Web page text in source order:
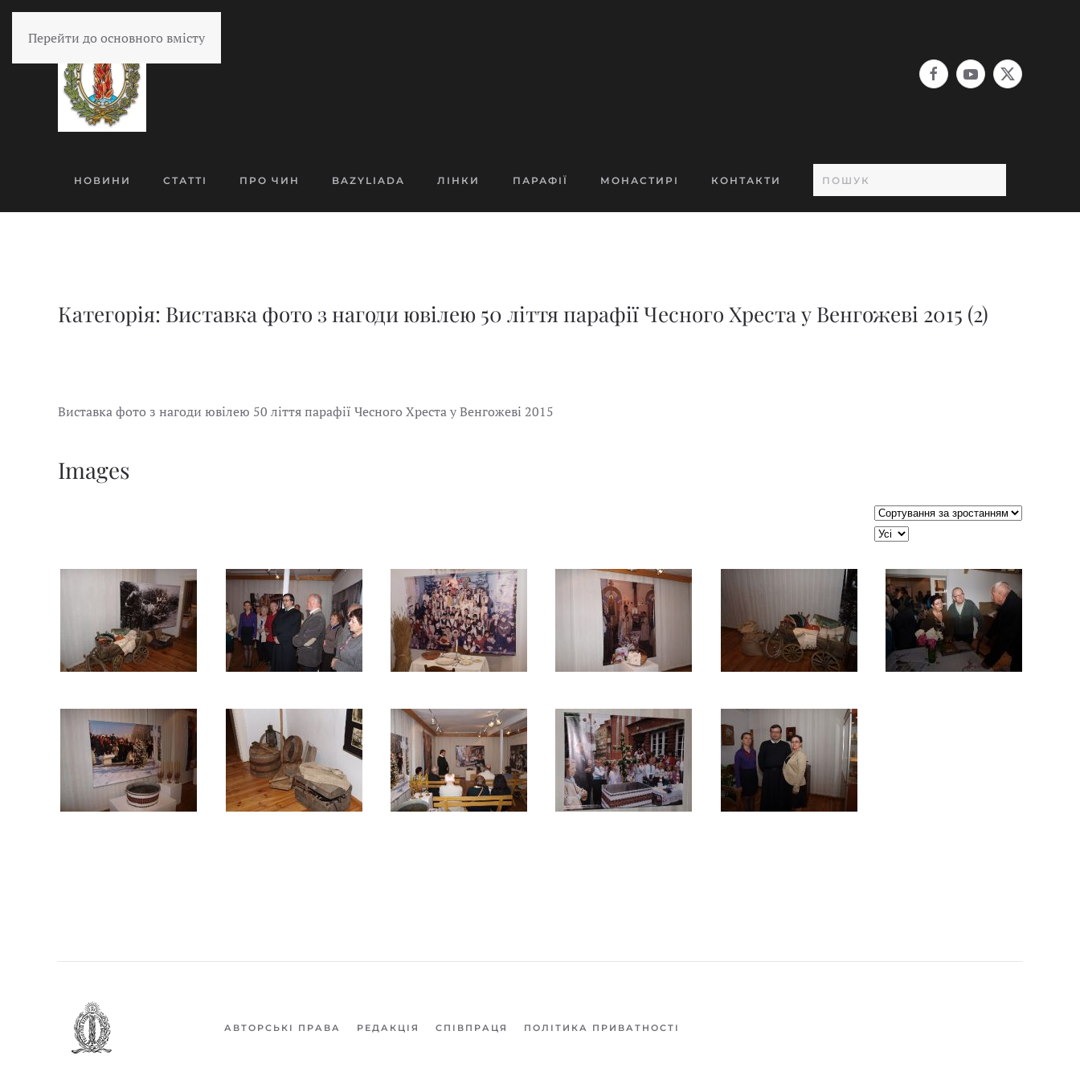
Перейти до основного вмісту
НОВИНИ СТАТТІ ПРО ЧИН BAZYLIADA ЛІНКИ ПАРАФІЇ МОНАСТИРІ КОНТАКТИ
Категорія: Виставка фото з нагоди ювілею 50 ліття парафії Чесного Хреста у Венгожеві 2015 (2)
Виставка фото з нагоди ювілею 50 ліття парафії Чесного Хреста у Венгожеві 2015
Images
Сортувати таблицю за:
JSEARCH_FILTER_LIMIT
АВТОРСЬКІ ПРАВА РЕДАКЦІЯ СПІВПРАЦЯ ПОЛІТИКА ПРИВАТНОСТІ